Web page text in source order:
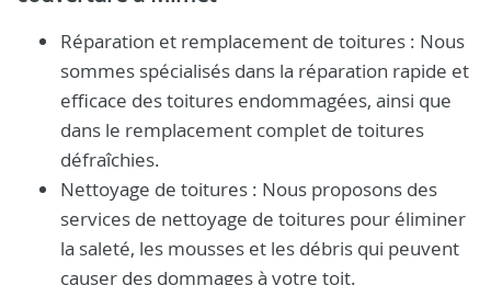
Réparation et remplacement de toitures : Nous
sommes spécialisés dans la réparation rapide et
efficace des toitures endommagées, ainsi que
dans le remplacement complet de toitures
défraîchies.
Nettoyage de toitures : Nous proposons des
services de nettoyage de toitures pour éliminer
la saleté, les mousses et les débris qui peuvent
causer des dommages à votre toit.